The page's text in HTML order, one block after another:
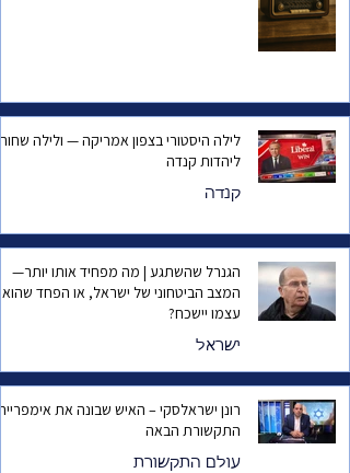
לילה היסטורי בצפון אמריקה — ולילה שחור
ליהדות קנדה
קנדה
הגנרל שהשתגע | מה מפחיד אותו יותר—
המצב הביטחוני של ישראל, או הפחד שהוא
עצמו יישכח?
ישראל
רונן ישראלסקי – האיש שבונה את
התקשורת הבאה
עולם התקשורת